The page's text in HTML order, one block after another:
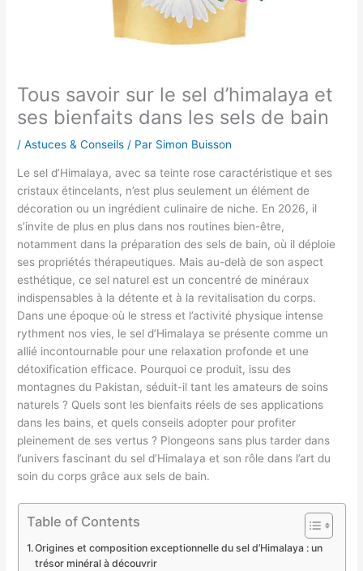
Tous savoir sur le sel d’himalaya et
ses bienfaits dans les sels de bain
/Astuces & Conseils / Par Simon Buisson
Le sel d’Himalaya, avec sa teinte rose caractéristique et ses
cristaux étincelants, n’est plus seulement un élément de
décoration ou un ingrédient culinaire de niche. En 2026, il
s’invite de plus en plus dans nos routines bien-être,
notamment dans la préparation des sels de bain, où il déploie
ses propriétés thérapeutiques. Mais au-delà de son aspect
esthétique, ce sel naturel est un concentré de minéraux
indispensables à la détente et à la revitalisation du corps.
Dans une époque où le stress et l’activité physique intense
rythment nos vies, le sel d’Himalaya se présente comme un
allié incontournable pour une relaxation profonde et une
détoxification efficace. Pourquoi ce produit, issu des
montagnes du Pakistan, séduit-il tant les amateurs de soins
naturels ? Quels sont les bienfaits réels de ses applications
dans les bains, et quels conseils adopter pour profiter
pleinement de ses vertus ? Plongeons sans plus tarder dans
l’univers fascinant du sel d’Himalaya et son rôle dans l’art du
soin du corps grâce aux sels de bain.
Table of Contents
Origines et composition exceptionnelle du sel d’Himalaya : un
trésor minéral à découvrir